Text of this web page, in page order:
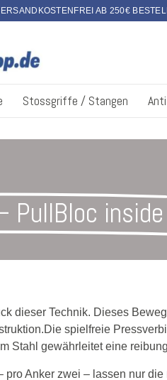
AB 250€
Stossgriffe / Stangen
PullBloc inside
dieser Technik. Dieses
spielfreie
Stahl gewährleitet eine
pro Anker zwei – lassen nur